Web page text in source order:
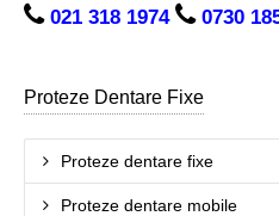
021 318 1974 0730
Proteze Dentare Fixe
Proteze dentare fixe
Proteze dentare mobile